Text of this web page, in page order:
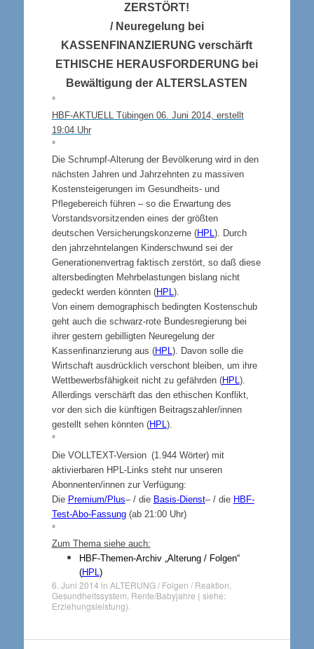
ZERSTÖRT!
/ Neuregelung bei
KASSENFINANZIERUNG verschärft
ETHISCHE HERAUSFORDERUNG bei
Bewältigung der ALTERSLASTEN
°
HBF-AKTUELL Tübingen 06. Juni 2014, erstellt
19:04 Uhr
°
Die Schrumpf-Alterung der Bevölkerung wird in den
nächsten Jahren und Jahrzehnten zu massiven
Kostensteigerungen im Gesundheits- und
Pflegebereich führen – so die Erwartung des
Vorstandsvorsitzenden eines der größten
deutschen Versicherungskonzerne (HPL ). Durch
den jahrzehntelangen Kinderschwund sei der
Generationenvertrag faktisch zerstört, so daß diese
altersbedingten Mehrbelastungen bislang nicht
gedeckt werden könnten (HPL ).
Von einem demographisch bedingten Kostenschub
geht auch die schwarz-rote Bundesregierung bei
ihrer gestern gebilligten Neuregelung der
Kassenfinanzierung aus (HPL ). Davon solle die
Wirtschaft ausdrücklich verschont bleiben, um ihre
Wettbewerbsfähigkeit nicht zu gefährden (HPL ).
Allerdings verschärft das den ethischen Konflikt,
vor den sich die künftigen Beitragszahler/innen
gestellt sehen könnten (HPL ).
°
Die VOLLTEXT-Version (1.944 Wörter) mit
aktivierbaren HPL-Links steht nur unseren
Abonnenten/innen zur Verfügung:
Die Premium/Plus– / die Basis-Dienst– / die HBF-
Test-Abo-Fassung(ab 21:00 Uhr)
°
Zum Thema siehe auch:
HBF-Themen-Archiv „Alterung / Folgen“
(HPL )
6. Juni 2014 in ALTERUNG / Folgen / Reaktion
Gesundheitssystem Rente/Babyjahre ( siehe:
Erziehungsleistung)